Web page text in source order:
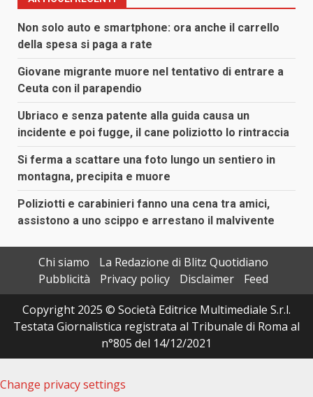
Non solo auto e smartphone: ora anche il carrello
della spesa si paga a rate
Giovane migrante muore nel tentativo di entrare a
Ceuta con il parapendio
Ubriaco e senza patente alla guida causa un
incidente e poi fugge, il cane poliziotto lo rintraccia
Si ferma a scattare una foto lungo un sentiero in
montagna, precipita e muore
Poliziotti e carabinieri fanno una cena tra amici,
assistono a uno scippo e arrestano il malvivente
Chi siamo
La Redazione di Blitz Quotidiano
Pubblicità
Privacy policy Disclaimer
Feed
Copyright 2025 © Società Editrice Multimediale S.r.l.
Testata Giornalistica registrata al Tribunale di Roma al
n°805 del 14/12/2021
Change privacy settings